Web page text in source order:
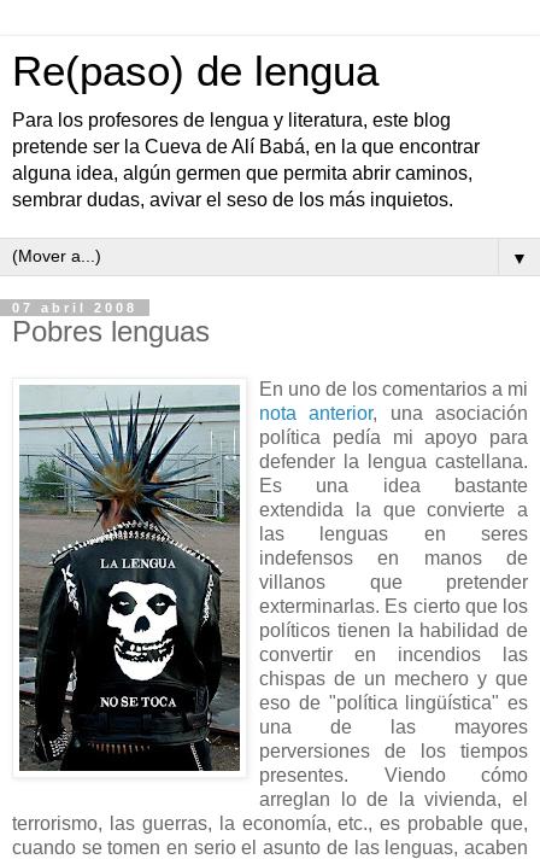
Re(paso) de lengua
Para los profesores de lengua y literatura, este blog
pretende ser la Cueva de Alí Babá, en la que encontrar
alguna idea, algún germen que permita abrir caminos,
sembrar dudas, avivar el seso de los más inquietos.
▼
07 abril 2008
Pobres lenguas
En uno de los comentarios a mi
nota anterior, una asociación
política pedía mi apoyo para
defender la lengua castellana.
Es una idea bastante
extendida la que convierte a
las lenguas en seres
indefensos en manos de
villanos que pretender
exterminarlas. Es cierto que los
políticos tienen la habilidad de
convertir en incendios las
chispas de un mechero y que
eso de "política lingüística" es
una de las mayores
perversiones de los tiempos
presentes. Viendo cómo
arreglan lo de la vivienda, el
terrorismo, las guerras, la economía, etc., es probable que,
cuando se tomen en serio el asunto de las lenguas, acaben